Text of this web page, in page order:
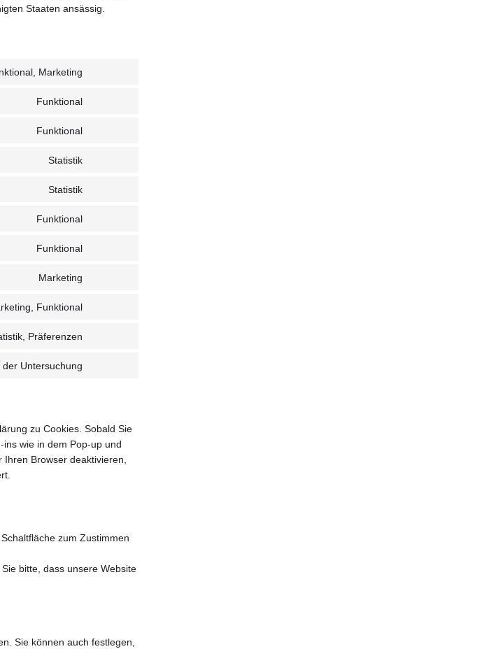
Staaten ansässig.
Marketing
Funktional
Funktional
Statistik
Statistik
Funktional
Funktional
Marketing
Funktional
Präferenzen
Untersuchung
gettext-
data-
trpgettextoriginal=1541#!trpen#sonstiges
zu Cookies. Sobald Sie
wie in dem Pop-up und
Ihren Browser deaktivieren,
zum Zustimmen
bitte, dass unsere Website
Sie können auch festlegen,